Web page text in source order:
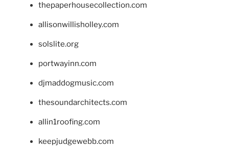
thepaperhousecollection.com
allisonwillisholley.com
solslite.org
portwayinn.com
djmaddogmusic.com
thesoundarchitects.com
allin1roofing.com
keepjudgewebb.com